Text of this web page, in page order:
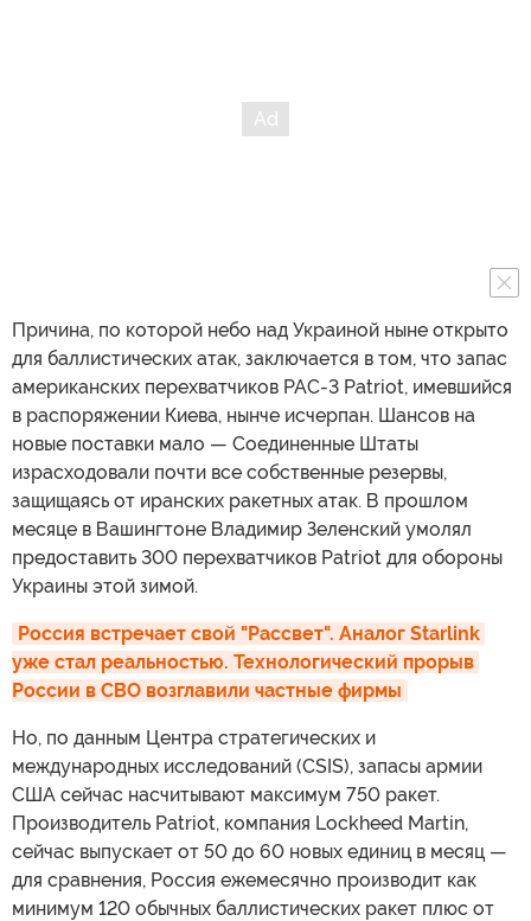
Причина, по которой небо над Украиной ныне открыто
для баллистических атак, заключается в том, что запас
американских перехватчиков PAC-3 Patriot, имевшийся
в распоряжении Киева, нынче исчерпан. Шансов на
новые поставки мало — Соединенные Штаты
израсходовали почти все собственные резервы,
защищаясь от иранских ракетных атак. В прошлом
месяце в Вашингтоне Владимир Зеленский умолял
предоставить 300 перехватчиков Patriot для обороны
Украины этой зимой.
Россия встречает свой "Рассвет". Аналог Starlink
уже стал реальностью. Технологический прорыв
России в СВО возглавили частные фирмы
Но, по данным Центра стратегических и
международных исследований (CSIS), запасы армии
США сейчас насчитывают максимум 750 ракет.
Производитель Patriot, компания Lockheed Martin,
сейчас выпускает от 50 до 60 новых единиц в месяц —
для сравнения, Россия ежемесячно производит как
минимум 120 обычных баллистических ракет плюс от